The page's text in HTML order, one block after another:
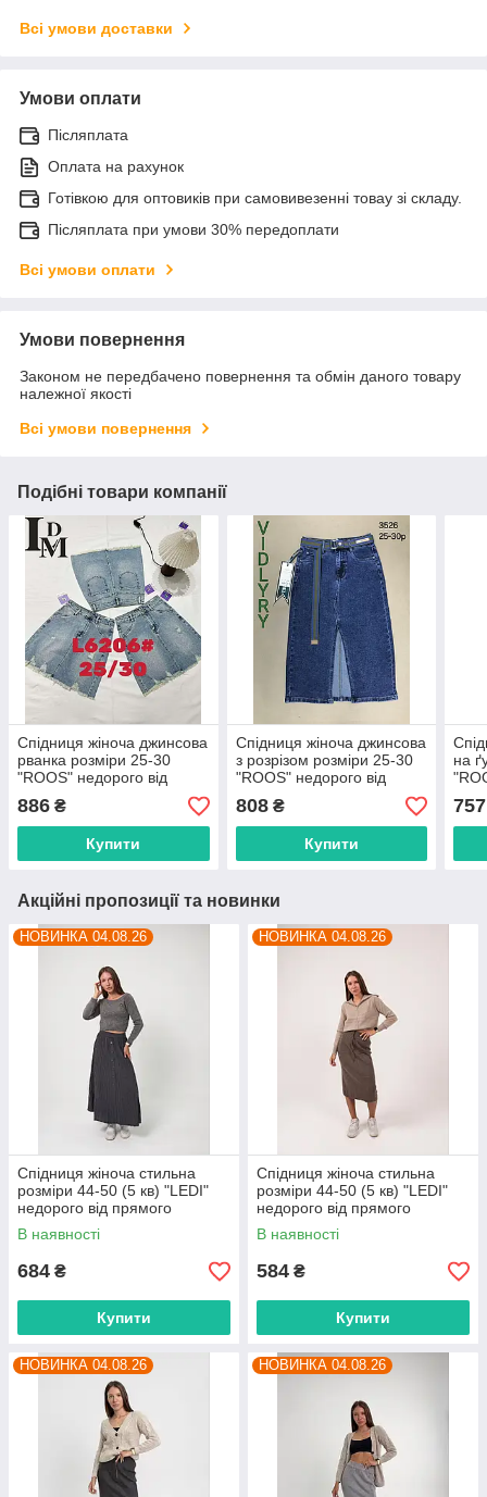
Всі умови доставки
Умови оплати
Післяплата
Оплата на рахунок
Готівкою для оптовиків при самовивезенні товау зі складу.
Післяплата при умови 30% передоплати
Всі умови оплати
Умови повернення
Законом не передбачено повернення та обмін даного товару
належної якості
Всі умови повернення
Подібні товари компанії
Спідниця жіноча джинсова
рванка розміри 25-30
"ROOS" недорого від
прямого постачальника
886 ₴
Купити
Спідниця жіноча джинсова
з розрізом розміри 25-30
"ROOS" недорого від
прямого постачальника
808₴
Купити
на
757
Акційні пропозиції та новинки
НОВИНКА 04.08.26
Спідниця жіноча стильна
розміри 44-50 (5 кв) "LEDI"
недорого від прямого
постачальника
В наявності
684 ₴
Купити
НОВИНКА 04.08.26
Спідниця жіноча стильна
розміри 44-50 (5 кв) "LEDI"
недорого від прямого
постачальника
В наявності
584 ₴
Купити
НОВИНКА 04.08.26 НОВИНКА 04.08.26